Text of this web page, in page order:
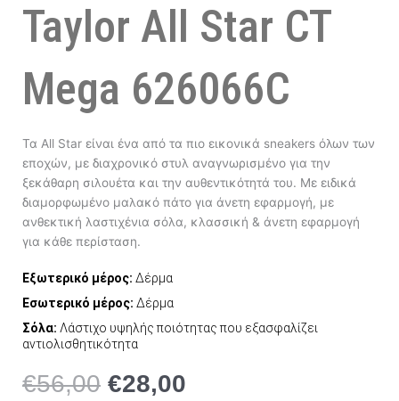
Taylor All Star CT
Mega 626066C
Τα All Star είναι ένα από τα πιο εικονικά sneakers όλων των
εποχών, με διαχρονικό στυλ αναγνωρισμένο για την
ξεκάθαρη σιλουέτα και την αυθεντικότητά του. Με ειδικά
διαμορφωμένο μαλακό πάτο για άνετη εφαρμογή, με
ανθεκτική λαστιχένια σόλα, κλασσική & άνετη εφαρμογή
για κάθε περίσταση.
Εξωτερικό μέρος: Δέρμα
Εσωτερικό μέρος: Δέρμα
Σόλα: Λάστιχο υψηλής ποιότητας που εξασφαλίζει
αντιολισθητικότητα
€56,00 Original
€28,00